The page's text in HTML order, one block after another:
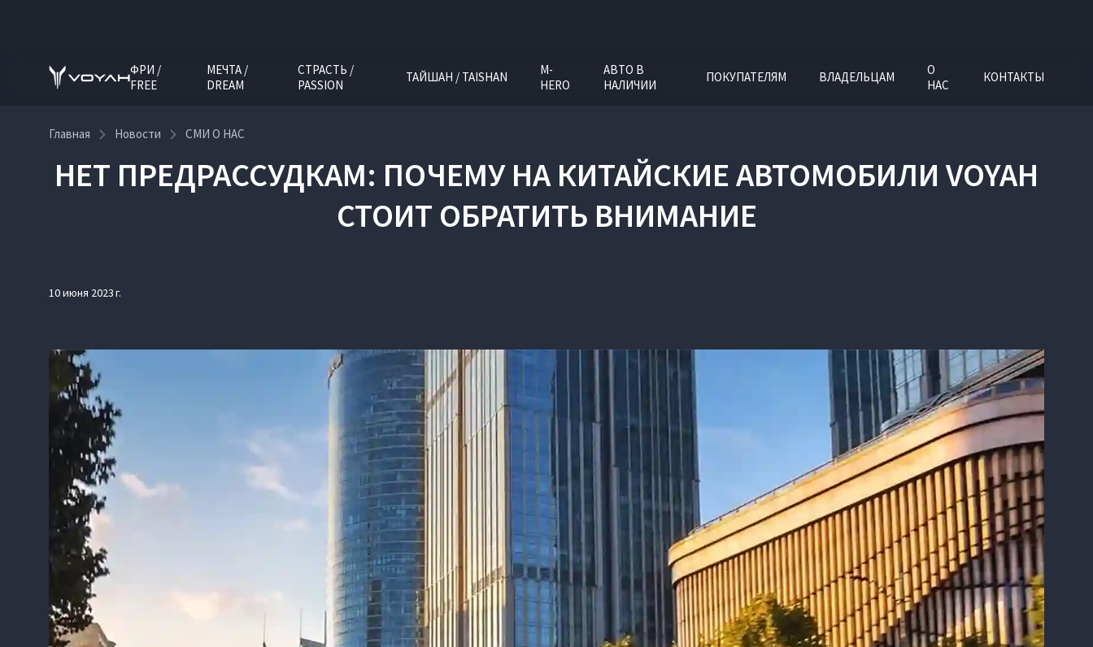
ФРИ /
FREE
МЕЧТА /
DREAM
СТРАСТЬ /
PASSION
ТАЙШАН / TAISHAN
M-
HERO
АВТО В
НАЛИЧИИ
ПОКУПАТЕЛЯМ ВЛАДЕЛЬЦАМ
О
НАС
КОНТАКТЫ
Главная Новости СМИ О НАС
НЕТ ПРЕДРАССУДКАМ: ПОЧЕМУ НА КИТАЙСКИЕ АВТОМОБИЛИ VOYAH
СТОИТ ОБРАТИТЬ ВНИМАНИЕ
10 июня 2023 г.